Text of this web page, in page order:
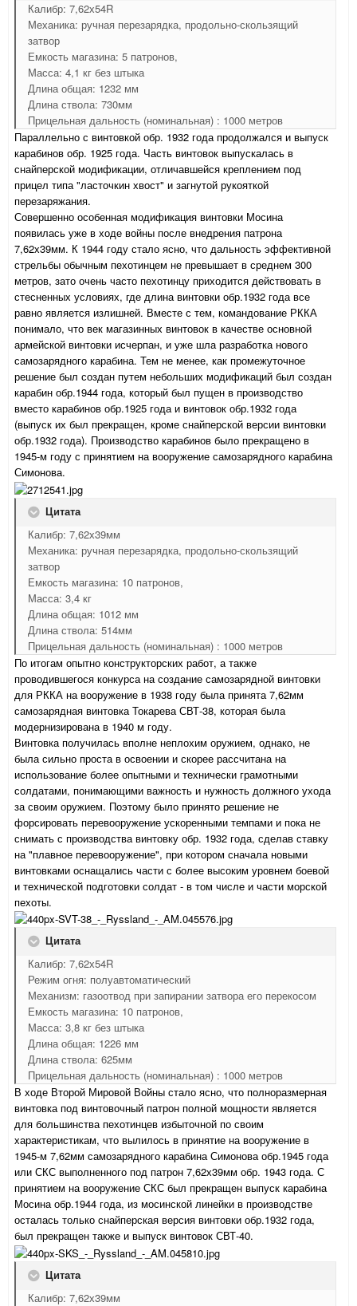
Калибр: 7,62х54R
Механика: ручная перезарядка, продольно-скользящий
затвор
Емкость магазина: 5 патронов,
Масса: 4,1 кг без штыка
Длина общая: 1232 мм
Длина ствола: 730мм
Прицельная дальность (номинальная) : 1000 метров
Параллельно с винтовкой обр. 1932 года продолжался и выпуск
карабинов обр. 1925 года. Часть винтовок выпускалась в
снайперской модификации, отличавшейся креплением под
прицел типа "ласточкин хвост" и загнутой рукояткой
перезаряжания.
Совершенно особенная модификация винтовки Мосина
появилась уже в ходе войны после внедрения патрона
7,62х39мм. К 1944 году стало ясно, что дальность эффективной
стрельбы обычным пехотинцем не превышает в среднем 300
метров, зато очень часто пехотинцу приходится действовать в
стесненных условиях, где длина винтовки обр.1932 года все
равно является излишней. Вместе с тем, командование РККА
понимало, что век магазинных винтовок в качестве основной
армейской винтовки исчерпан, и уже шла разработка нового
самозарядного карабина. Тем не менее, как промежуточное
решение был создан путем небольших модификаций был создан
карабин обр.1944 года, который был пущен в производство
вместо карабинов обр.1925 года и винтовок обр.1932 года
(выпуск их был прекращен, кроме снайперской версии винтовки
обр.1932 года). Производство карабинов было прекращено в
1945-м году с принятием на вооружение самозарядного карабина
Симонова.
Цитата
Калибр: 7,62х39мм
Механика: ручная перезарядка, продольно-скользящий
затвор
Емкость магазина: 10 патронов,
Масса: 3,4 кг
Длина общая: 1012 мм
Длина ствола: 514мм
Прицельная дальность (номинальная) : 1000 метров
По итогам опытно конструкторских работ, а также
проводившегося конкурса на создание самозарядной винтовки
для РККА на вооружение в 1938 году была принята 7,62мм
самозарядная винтовка Токарева СВТ-38, которая была
модернизирована в 1940 м году.
Винтовка получилась вполне неплохим оружием, однако, не
была сильно проста в освоении и скорее рассчитана на
использование более опытными и технически грамотными
солдатами, понимающими важность и нужность должного ухода
за своим оружием. Поэтому было принято решение не
форсировать перевооружение ускоренными темпами и пока не
снимать с производства винтовку обр. 1932 года, сделав ставку
на "плавное перевооружение", при котором сначала новыми
винтовками оснащались части с более высоким уровнем боевой
и технической подготовки солдат - в том числе и части морской
пехоты.
Цитата
Калибр: 7,62х54R
Режим огня: полуавтоматический
Механизм: газоотвод при запирании затвора его перекосом
Емкость магазина: 10 патронов,
Масса: 3,8 кг без штыка
Длина общая: 1226 мм
Длина ствола: 625мм
Прицельная дальность (номинальная) : 1000 метров
В ходе Второй Мировой Войны стало ясно, что полноразмерная
винтовка под винтовочный патрон полной мощности является
для большинства пехотинцев избыточной по своим
характеристикам, что вылилось в принятие на вооружение в
1945-м 7,62мм самозарядного карабина Симонова обр.1945 года
или СКС выполненного под патрон 7,62х39мм обр. 1943 года. С
принятием на вооружение СКС был прекращен выпуск карабина
Мосина обр.1944 года, из мосинской линейки в производстве
осталась только снайперская версия винтовки обр.1932 года,
был прекращен также и выпуск винтовок СВТ-40.
Цитата
Калибр: 7,62х39мм